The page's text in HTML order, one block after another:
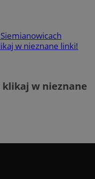
w nieznane linki!
w nieznane